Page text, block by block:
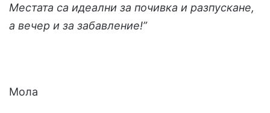
Местата са идеални за почивка и разпускане,
а вечер и за забавление!”
Мола